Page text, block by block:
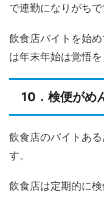
で連勤になりがちで
飲食店バイトを始
は年末年始は覚悟を
10．検便がめ
飲食店のバイトあ
す。
飲食店は定期的に検